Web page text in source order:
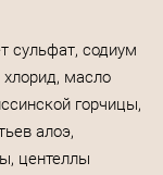
сульфат, содиум
масло
горчицы,
алоэ,
центеллы